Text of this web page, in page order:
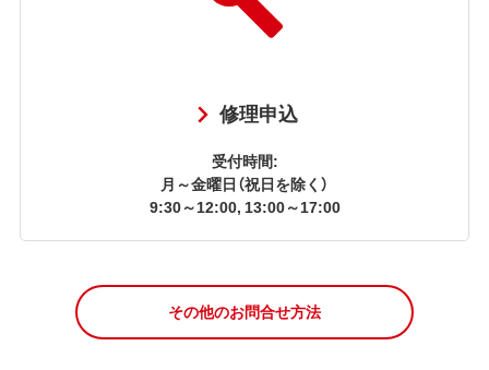
修理申込
受付時間:
月～金曜日（祝日を除く）
9:30～12:00, 13:00～17:00
その他のお問合せ方法